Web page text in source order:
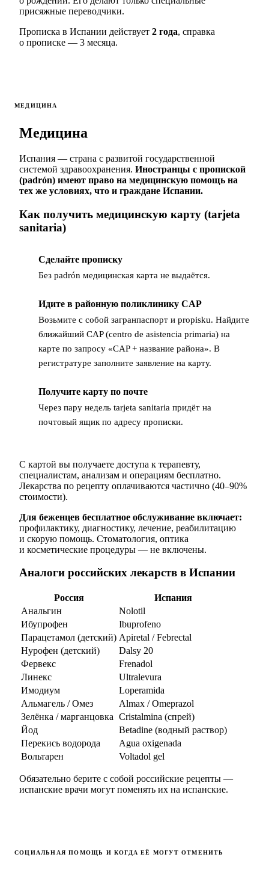
присяжные переводчики.
Прописка в Испании действует 2 года, справка
о прописке — 3 месяца.
МЕДИЦИНА
Медицина
Испания — страна с развитой государственной
системой здравоохранения. Иностранцы с пропиской
(padrón) имеют право на медицинскую помощь на
тех же условиях, что и граждане Испании.
Как получить медицинскую карту (tarjeta
sanitaria)
Сделайте прописку
Без padrón медицинская карта не выдаётся.
Идите в районную поликлинику CAP
Возьмите с собой загранпаспорт и propisku. Найдите
ближайший CAP (centro de asistencia primaria) на
карте по запросу «CAP + название района». В
регистратуре заполните заявление на карту.
Получите карту по почте
Через пару недель tarjeta sanitaria придёт на
почтовый ящик по адресу прописки.
С картой вы получаете доступа к терапевту,
специалистам, анализам и операциям бесплатно.
Лекарства по рецепту оплачиваются частично (40–90%
стоимости).
Для беженцев бесплатное обслуживание включает:
профилактику, диагностику, лечение, реабилитацию
и скорую помощь. Стоматология, оптика
и косметические процедуры — не включены.
Аналоги российских лекарств в Испании
Россия
Испания
Анальгин
Nolotil
Ибупрофен
Ibuprofeno
Парацетамол (детский) Apiretal / Febrectal
Нурофен (детский)
Dalsy 20
Фервекс
Frenadol
Линекс
Ultralevura
Имодиум
Loperamida
Альмагель / Омез
Almax / Omeprazol
Зелёнка / марганцовка Cristalmina (спрей)
Йод
Betadine (водный раствор)
Перекись водорода
Agua oxigenada
Вольтарен
Voltadol gel
Обязательно берите с собой российские рецепты —
испанские врачи могут поменять их на испанские.
СОЦИАЛЬНАЯ ПОМОЩЬ И КОГДА ЕЁ МОГУТ ОТМЕНИТЬ